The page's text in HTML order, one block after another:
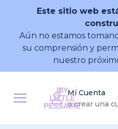
Este sitio web
Aún no estamos
su comprensión y
nuestro
Mi Cuenta
o crear una